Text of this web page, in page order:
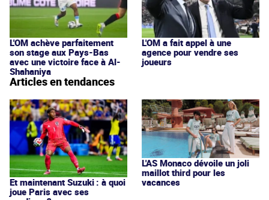
L'OM achève parfaitement
son stage aux Pays-Bas
avec une victoire face à Al-
Shahaniya
L'OM a fait appel à une
agence pour vendre ses
joueurs
Articles en tendances
Et maintenant Suzuki : à quoi
joue Paris avec ses
L'AS Monaco dévoile un joli
maillot third pour les
vacances